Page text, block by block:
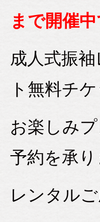
まで開催中
成人式振
ト無料チ
お楽しみ
予約を承り
レンタル